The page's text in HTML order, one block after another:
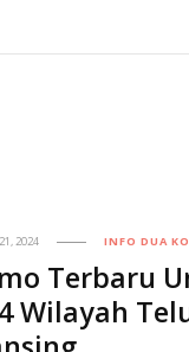
2024 INFO DUA
Terbaru
Wilayah